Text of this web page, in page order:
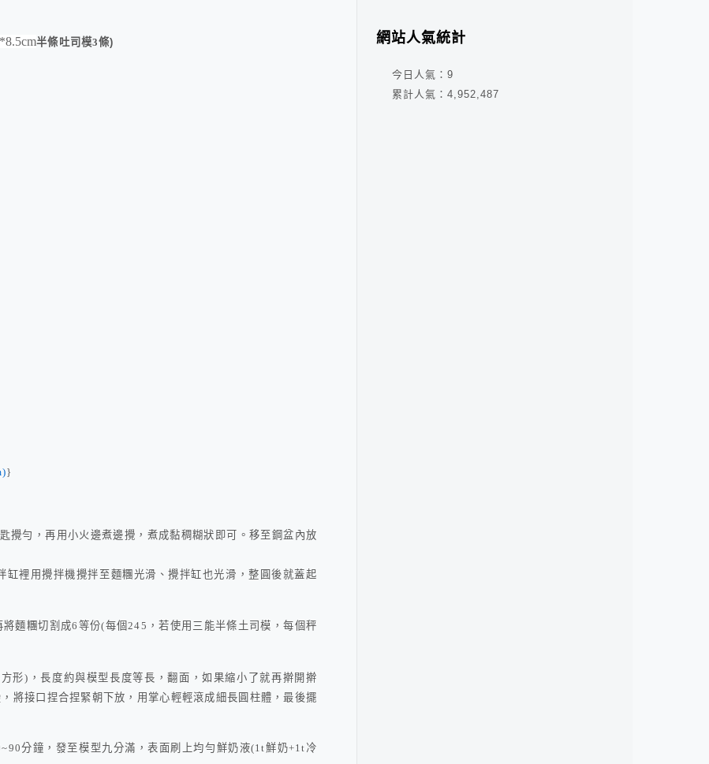
半條吐司模3條)
}
攪勻，再用小火邊煮邊攪，煮成黏稠糊狀即可。移至鋼盆內放
缸裡用攪拌機攪拌至麵糰光滑、攪拌缸也光滑，整圓後就蓋起
將麵糰切割成6 等份(每個245，若使用三能半條土司模，每個秤
形)，長度約與模型長度等長，翻面，如果縮小了就再擀開擀
，將接口捏合捏緊朝下放，用掌心輕輕滾成細長圓柱體，最後擺
分鐘，發至模型九分滿，表面刷上均勻鮮奶液(1t鮮奶+1t冷
網站人氣統計
今日人氣： 9
累計人氣： 4,952,487